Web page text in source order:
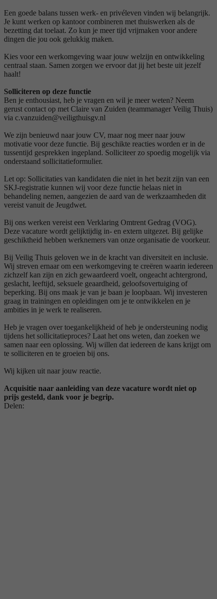
Een goede balans tussen werk- en privéleven vinden wij belangrijk.
Je kunt werken op kantoor combineren met thuiswerken als de
bezetting dat toelaat. Zo kun je meer tijd vrijmaken voor andere
dingen die jou ook gelukkig maken.
Kies voor een werkomgeving waar jouw welzijn en ontwikkeling
centraal staan. Samen zorgen we ervoor dat jij het beste uit jezelf
haalt!
Solliciteren op deze functie
Ben je enthousiast, heb je vragen en wil je meer weten? Neem
gerust contact op met Claire van Zuiden (teammanager Veilig Thuis)
via c.vanzuiden@veiligthuisgv.nl
We zijn benieuwd naar jouw CV, maar nog meer naar jouw
motivatie voor deze functie. Bij geschikte reacties worden er in de
tussentijd gesprekken ingepland. Solliciteer zo spoedig mogelijk via
onderstaand sollicitatieformulier.
Let op: Sollicitaties van kandidaten die niet in het bezit zijn van een
SKJ-registratie kunnen wij voor deze functie helaas niet in
behandeling nemen, aangezien de aard van de werkzaamheden dit
vereist vanuit de Jeugdwet.
Bij ons werken vereist een Verklaring Omtrent Gedrag (VOG).
Deze vacature wordt gelijktijdig in- en extern uitgezet. Bij gelijke
geschiktheid hebben werknemers van onze organisatie de voorkeur.
Bij Veilig Thuis geloven we in de kracht van diversiteit en inclusie.
Wij streven ernaar om een werkomgeving te creëren waarin iedereen
zichzelf kan zijn en zich gewaardeerd voelt, ongeacht achtergrond,
geslacht, leeftijd, seksuele geaardheid, geloofsovertuiging of
beperking. Bij ons maak je van je baan je loopbaan. Wij investeren
graag in trainingen en opleidingen om je te ontwikkelen en je
ambities in je werk te realiseren.
Heb je vragen over toegankelijkheid of heb je ondersteuning nodig
tijdens het sollicitatieproces? Laat het ons weten, dan zoeken we
samen naar een oplossing. Wij willen dat iedereen de kans krijgt om
te solliciteren en te groeien bij ons.
Wij kijken uit naar jouw reactie.
Acquisitie naar aanleiding van deze vacature wordt niet op
prijs gesteld, dank voor je begrip.
Delen: